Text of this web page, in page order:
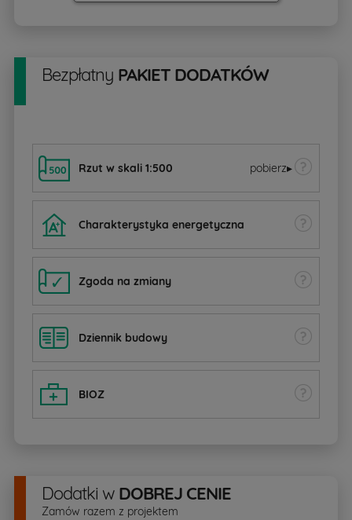
Bezpłatny PAKIET DODATKÓW
Rzut w skali 1:500 pobierz▸
Charakterystyka energetyczna
Zgoda na zmiany
Dziennik budowy
BIOZ
Dodatki w DOBREJ CENIE
Zamów razem z projektem